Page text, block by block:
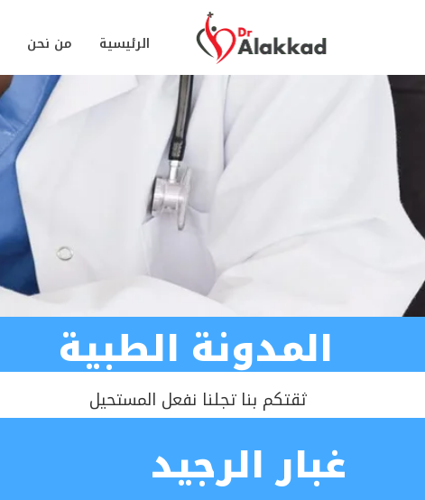
الرئيسية من نحن
المدونة الطبية
ثقتكم بنا تجلنا نفعل المستحيل
غبار الرجيد